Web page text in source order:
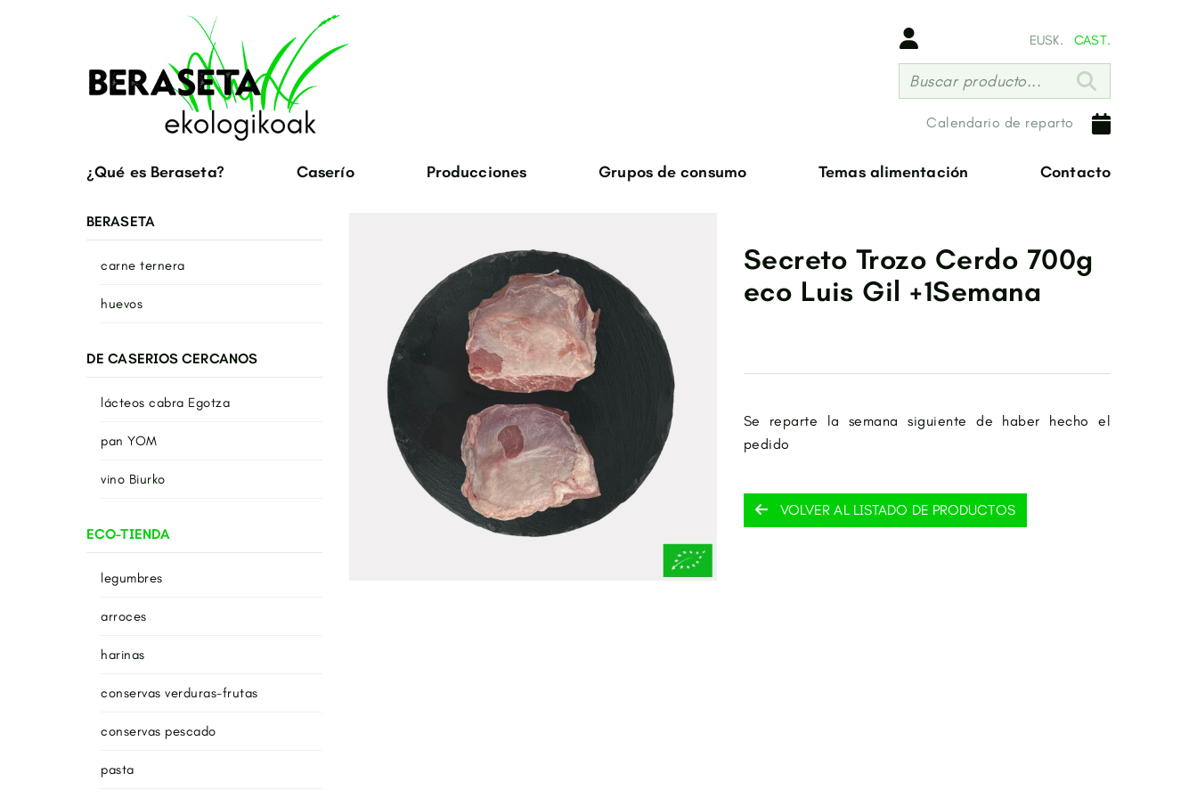
EUSK. CAST.
Buscar producto...
Calendario de reparto
¿Qué es Beraseta? Caserío Producciones
cane de ternera
carne de cabrito
bosque
Grupos de consumo Temas alimentación Contacto
Secreto Trozo Cerdo 700g
eco Luis Gil +1Semana
Se reparte la semana siguiente de haber hecho el
pedido
VOLVER AL LISTADO DE PRODUCTOS
BERASETA
carne ternera
huevos
DE CASERIOS CERCANOS
lácteos cabra Egotza
pan YOM
vino Biurko
ECO-TIENDA
legumbres
arroces
harinas
conservas verduras-frutas
conservas pescado
pasta